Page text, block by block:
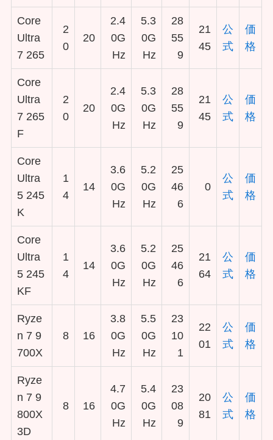
Core
Ultra
7 265
2
0
20
2.4
0G
Hz
5.3
0G
Hz
28
55
9
21
45
公
式
価
格
Core
Ultra
7 265
F
2
0
20
2.4
0G
Hz
5.3
0G
Hz
28
55
9
21
45
公
式
価
格
Core
Ultra
5 245
K
1
4
14
3.6
0G
Hz
5.2
0G
Hz
25
46
6
0
公
式
価
格
Core
Ultra
5 245
KF
1
4
14
3.6
0G
Hz
5.2
0G
Hz
25
46
6
21
64
公
式
価
格
Ryze
n 7 9
700X
8 16
3.8
0G
Hz
5.5
0G
Hz
23
10
1
22
01
公
式
価
格
Ryze
n 7 9
800X
3D
8 16
4.7
0G
Hz
5.4
0G
Hz
23
08
9
20
81
公
式
価
格